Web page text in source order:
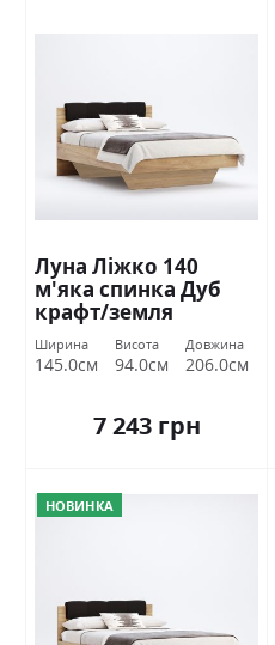
Луна Ліжко 140
м'яка спинка Дуб
крафт/земля
Міромарк
Ширина
145.0см
Висота
94.0см
Довжина
206.0см
7 243 грн
НОВИНКА